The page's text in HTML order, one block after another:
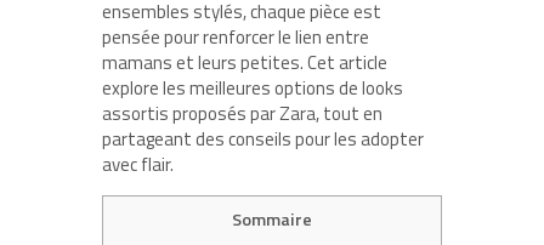
ensembles stylés, chaque pièce est
pensée pour renforcer le lien entre
mamans et leurs petites. Cet article
explore les meilleures options de looks
assortis proposés par Zara, tout en
partageant des conseils pour les adopter
avec flair.
Sommaire